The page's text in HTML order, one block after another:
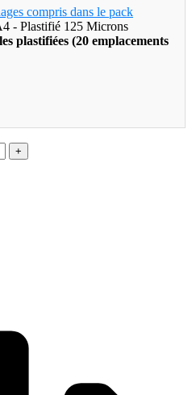
compris dans le pack
- Plastifié 125 Microns
plastifiées (20 emplacements
+